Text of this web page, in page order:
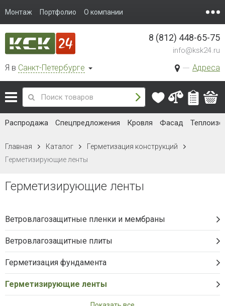
Монтаж Портфолио О компании
Я в Санкт-Петербурге Адреса
8 (812) 448-65-75
info@ksk24.ru
Распродажа Спецпредложения Кровля Фасад
Главная Каталог
Герметизация конструкций
Герметизирующие ленты
Герметизирующие ленты
Ветровлагозащитные пленки и мембраны
Ветровлагозащитные плиты
Герметизация фундамента
Герметизирующие ленты